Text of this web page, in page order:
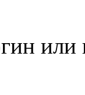
или